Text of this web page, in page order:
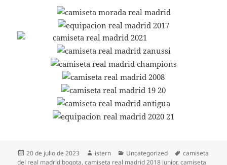
Publicado
el
20 de julio de 2023 Autor
istern Categorías
Uncategorized Etiquetas
camiseta
del real madrid bogota,camiseta real madrid 2018 junior,camiseta